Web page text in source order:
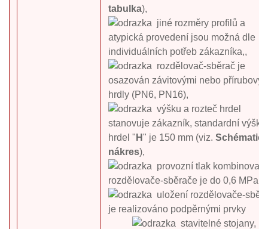
tabulka),
jiné rozměry profilů a
atypická provedení jsou možná dle
individuálních potřeb zákazníka,,
rozdělovač-sběrač je
osazován závitovými nebo
hrdly (PN6, PN16),
výšku a rozteč hrdel
stanovuje zákazník, standardní výška
hrdel " H" je 150 mm (viz.
nákres),
provozní tlak
rozdělovače-sběrače je do 0,6 MPa,
uložení rozdělovače-
je realizováno podpěrnými prvky
stavitelné stojany,